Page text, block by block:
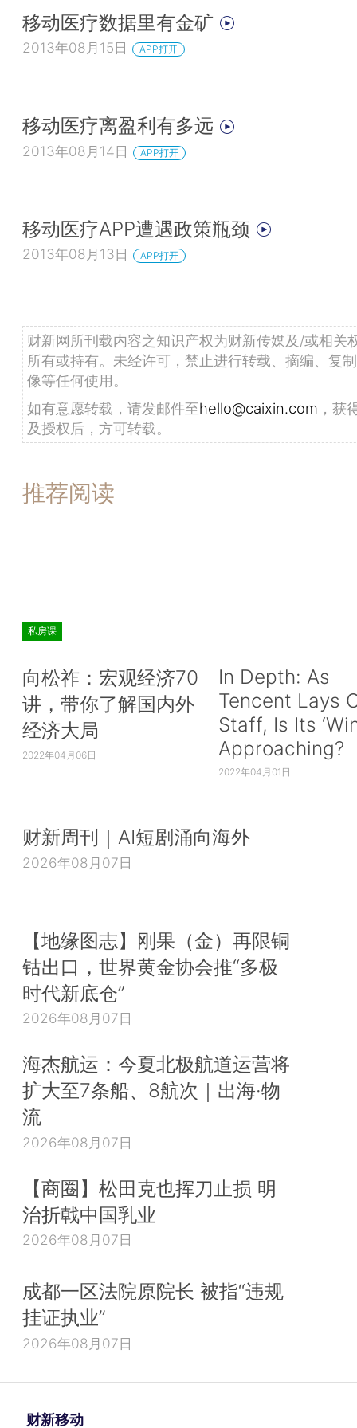
移动医疗数据里有金矿
2013年08月15日 APP打开
移动医疗离盈利有多远
2013年08月14日 APP打开
移动医疗APP遭遇政策瓶颈
2013年08月13日 APP打开
财新网所刊载内容之知识产权为财新传媒及/或相关
所有或持有。未经许可，禁止进行转载、摘编、复
像等任何使用。
如有意愿转载，请发邮件至hello@caixin.com ，获
及授权后，方可转载。
推荐阅读
私房课
向松祚：宏观经济70
讲，带你了解国内外
经济大局
2022年04月06日
In Depth: As
Tencent Lays
Staff, Is Its
Approaching?
2022年04月01日
财新周刊｜AI短剧涌向海外
2026年08月07日
【地缘图志】刚果（金）再限铜
钴出口，世界黄金协会推“多极
时代新底仓”
2026年08月07日
海杰航运：今夏北极航道运营将
扩大至7条船、8航次｜出海·物
流
2026年08月07日
【商圈】松田克也挥刀止损 明
治折戟中国乳业
2026年08月07日
成都一区法院原院长 被指“违规
挂证执业”
2026年08月07日
财新移动